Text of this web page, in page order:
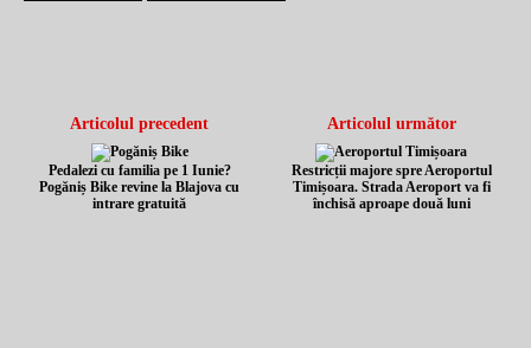
Articolul precedent
Pedalezi cu familia pe 1 Iunie?
Pogăniș Bike revine la Blajova cu
intrare gratuită
Articolul următor
Restricții majore spre Aeroportul
Timișoara. Strada Aeroport va fi
închisă aproape două luni